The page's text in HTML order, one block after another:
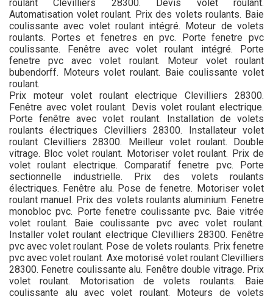
roulant Clevilliers 28300. Devis volet roulant.
Automatisation volet roulant. Prix des volets roulants. Baie
coulissante avec volet roulant intégré. Moteur de volets
roulants. Portes et fenetres en pvc. Porte fenetre pvc
coulissante. Fenêtre avec volet roulant intégré. Porte
fenetre pvc avec volet roulant. Moteur volet roulant
bubendorff. Moteurs volet roulant. Baie coulissante volet
roulant.
Prix moteur volet roulant electrique Clevilliers 28300.
Fenêtre avec volet roulant. Devis volet roulant electrique.
Porte fenêtre avec volet roulant. Installation de volets
roulants électriques Clevilliers 28300. Installateur volet
roulant Clevilliers 28300. Meilleur volet roulant. Double
vitrage. Bloc volet roulant. Motoriser volet roulant. Prix de
volet roulant electrique. Comparatif fenetre pvc. Porte
sectionnelle industrielle. Prix des volets roulants
électriques. Fenêtre alu. Pose de fenetre. Motoriser volet
roulant manuel. Prix des volets roulants aluminium. Fenetre
monobloc pvc. Porte fenetre coulissante pvc. Baie vitrée
volet roulant. Baie coulissante pvc avec volet roulant.
Installer volet roulant electrique Clevilliers 28300. Fenêtre
pvc avec volet roulant. Pose de volets roulants. Prix fenetre
pvc avec volet roulant. Axe motorisé volet roulant Clevilliers
28300. Fenetre coulissante alu. Fenêtre double vitrage. Prix
volet roulant. Motorisation de volets roulants. Baie
coulissante alu avec volet roulant. Moteurs de volets